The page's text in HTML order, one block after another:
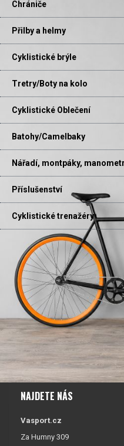
Chrániče
Přilby a helmy
Cyklistické brýle
Tretry/Boty na kolo
Cyklistické Oblečení
Batohy/Camelbaky
Nářadí, montpáky,
Příslušenství
Cyklistické trenažéry
NAJDETE NÁS
Vasport.cz
Za Humny 309